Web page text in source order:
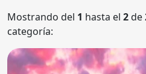
Mostrando del 1 hasta el 2de
categoría: